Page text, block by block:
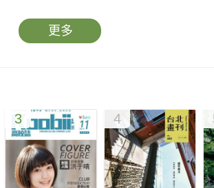
"
更多
3 4